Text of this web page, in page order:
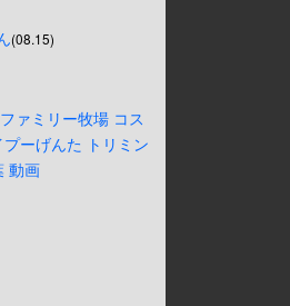
(08.15)
ァミリー牧場 コス
プーげんた トリミン
動画